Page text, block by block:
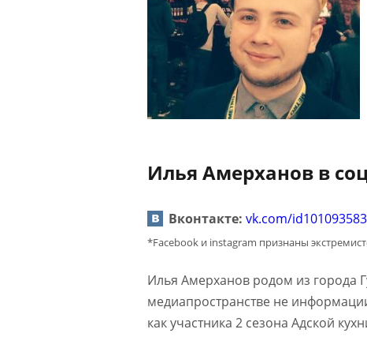
Илья Амерханов в
Вконтакте: vk.com/id101093583
*Facebook и instagram признаны
Илья Амерханов родом из города
медиапространстве не
как участника 2 сезона Адской